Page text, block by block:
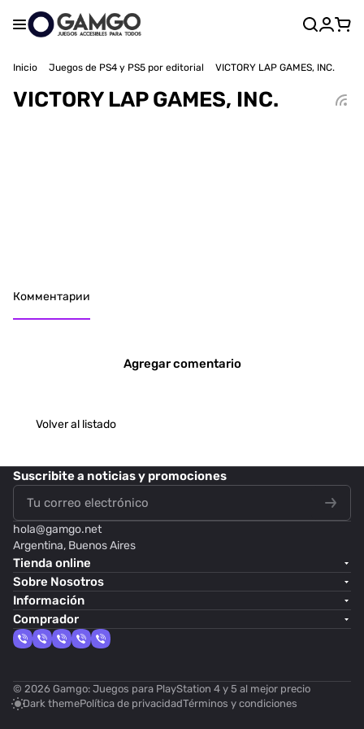
Inicio Juegos de PS4 y PS5 por editorial VICTORY LAP GAMES, INC.
VICTORY LAP GAMES, INC.
Комментарии
Agregar comentario
Volver al listado
Suscribitea noticias y promociones
hola@gamgo.net
Argentina, Buenos Aires
Tienda online
Sobre Nosotros
Información
Comprador
© 2026 Gamgo: Juegos para PlayStation 4 y 5 al mejor precio
Dark themePolítica de privacidadTérminos y condiciones